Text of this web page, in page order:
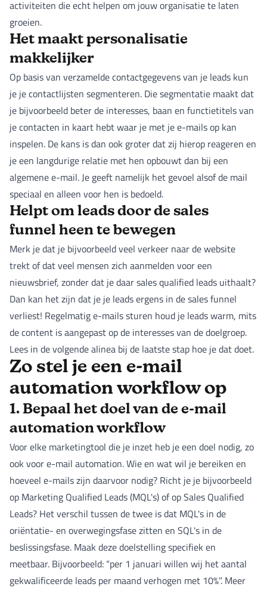
activiteiten die echt helpen om jouw organisatie te laten
groeien.
Het maakt personalisatie
makkelijker
Op basis van verzamelde contactgegevens van je leads kun
je je contactlijsten segmenteren. Die segmentatie maakt dat
je bijvoorbeeld beter de interesses, baan en functietitels van
je contacten in kaart hebt waar je met je e-mails op kan
inspelen. De kans is dan ook groter dat zij hierop reageren en
je een langdurige relatie met hen opbouwt dan bij een
algemene e-mail. Je geeft namelijk het gevoel alsof de mail
speciaal en alleen voor hen is bedoeld.
Helpt om leads door de sales
funnel heen te bewegen
Merk je dat je bijvoorbeeld veel verkeer naar de website
trekt of dat veel mensen zich aanmelden voor een
nieuwsbrief, zonder dat je daar sales qualified leads uithaalt?
Dan kan het zijn dat je je leads ergens in de sales funnel
verliest! Regelmatig e-mails sturen houd je leads warm, mits
de content is aangepast op de interesses van de doelgroep.
Lees in de volgende alinea bij de laatste stap hoe je dat doet.
Zo stel je een e-mail
automation workflow op
1. Bepaal het doel van de e-mail
automation workflow
Voor elke marketingtool die je inzet heb je een doel nodig, zo
ook voor e-mail automation. Wie en wat wil je bereiken en
hoeveel e-mails zijn daarvoor nodig? Richt je je bijvoorbeeld
op Marketing Qualified Leads (MQL's) of op Sales Qualified
Leads? Het verschil tussen de twee is dat MQL's in de
oriëntatie- en overwegingsfase zitten en SQL's in de
beslissingsfase. Maak deze doelstelling specifiek en
meetbaar. Bijvoorbeeld: “per 1 januari willen wij het aantal
gekwalificeerde leads per maand verhogen met 10%”. Meer